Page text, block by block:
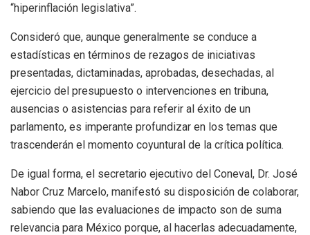
“hiperinflación legislativa”.
Consideró que, aunque generalmente se conduce a
estadísticas en términos de rezagos de iniciativas
presentadas, dictaminadas, aprobadas, desechadas, al
ejercicio del presupuesto o intervenciones en tribuna,
ausencias o asistencias para referir al éxito de un
parlamento, es imperante profundizar en los temas que
trascenderán el momento coyuntural de la crítica política.
De igual forma, el secretario ejecutivo del Coneval, Dr. José
Nabor Cruz Marcelo, manifestó su disposición de colaborar,
sabiendo que las evaluaciones de impacto son de suma
relevancia para México porque, al hacerlas adecuadamente,